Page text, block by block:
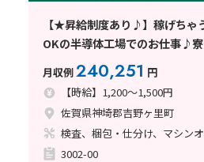
【★昇給制度あり♪】稼げちゃ
OKの半導体工場でのお仕事♪
中！＜佐賀県吉野ヶ里町＞
月収例240,251 円
【時給】1,200～1,500円
佐賀県神埼郡吉野ヶ里町
検査、梱包・仕分け、マシン
3002-00